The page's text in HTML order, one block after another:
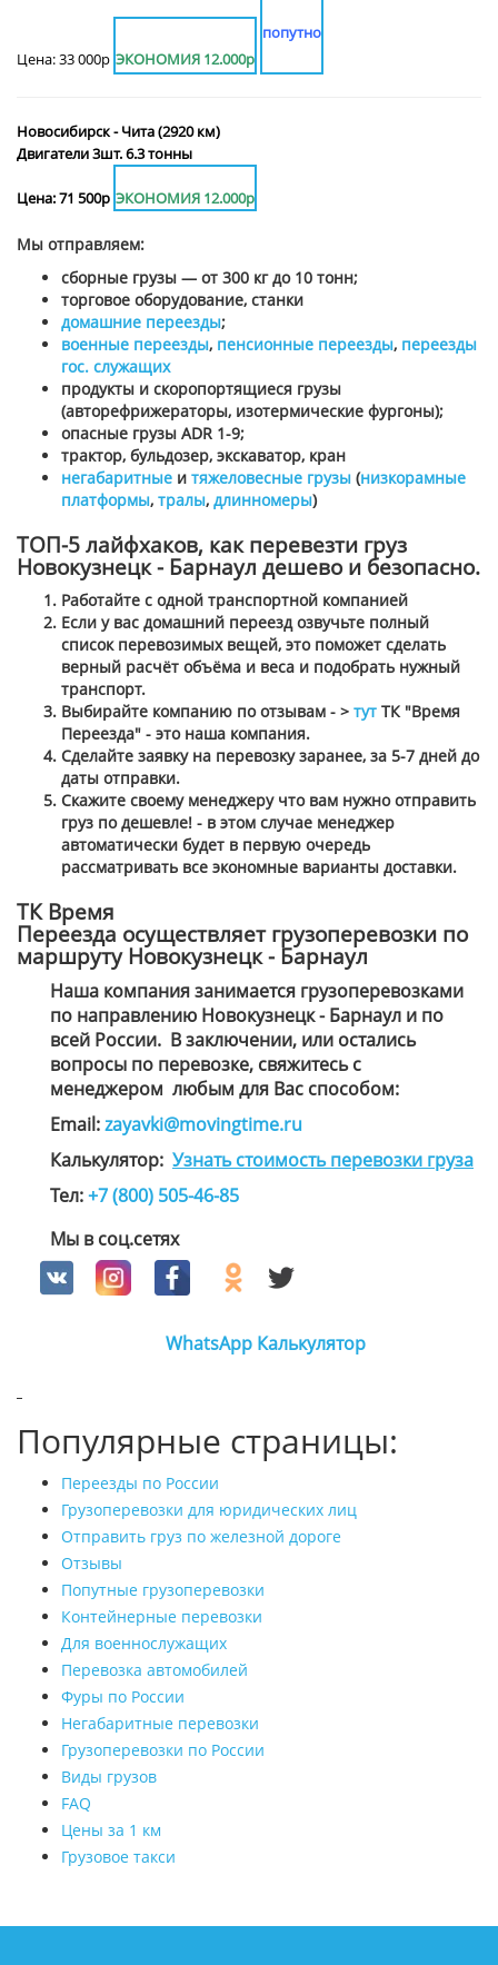
Цена: 33 000р ЭКОНОМИЯ 12.000р
попутно
Новосибирск - Чита (2920 км)
Двигатели 3шт. 6.3 тонны
Цена: 71 500р ЭКОНОМИЯ 12.000р
Мы отправляем:
сборные грузы — от 300 кг до 10 тонн;
торговое оборудование, станки
домашние переезды;
военные переезды, пенсионные переезды, переезды
гос. служащих
продукты и скоропортящиеся грузы
(авторефрижераторы, изотермические фургоны);
опасные грузы ADR 1-9;
трактор, бульдозер, экскаватор, кран
негабаритные и тяжеловесные грузы (низкорамные
платформы, тралы, длинномеры)
ТОП-5 лайфхаков, как перевезти груз
Новокузнецк - Барнаул дешево и безопасно.
Работайте с одной транспортной компанией
Если у вас домашний переезд озвучьте полный
список перевозимых вещей, это поможет сделать
верный расчёт объёма и веса и подобрать нужный
транспорт.
Выбирайте компанию по отзывам - > тут ТК "Время
Переезда" - это наша компания.
Сделайте заявку на перевозку заранее, за 5-7 дней до
даты отправки.
Скажите своему менеджеру что вам нужно отправить
груз по дешевле! - в этом случае менеджер
автоматически будет в первую очередь
рассматривать все экономные варианты доставки.
ТК Время
Переезда осуществляет грузоперевозки по
маршруту Новокузнецк - Барнаул
Наша компания занимается грузоперевозками
по направлению Новокузнецк - Барнаул и по
всей России. В заключении, или остались
вопросы по перевозке, свяжитесь с
менеджером любым для Вас способом:
Email:zayavki@movingtime.ru
Калькулятор: Узнать стоимость перевозки груза
Тел:+7 (800) 505-46-85
Мы в соц.сетях
WhatsApp Калькулятор
Популярные страницы:
Переезды по России
Грузоперевозки для юридических лиц
Отправить груз по железной дороге
Отзывы
Попутные грузоперевозки
Контейнерные перевозки
Для военнослужащих
Перевозка автомобилей
Фуры по России
Негабаритные перевозки
Грузоперевозки по России
Виды грузов
FAQ
Цены за 1 км
Грузовое такси